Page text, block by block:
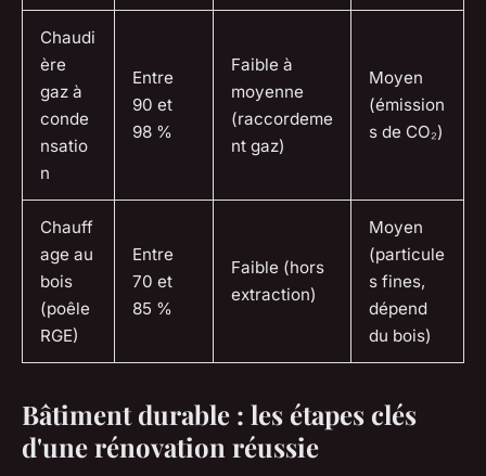
Chaudi
ère
gaz à
conde
nsatio
n
Entre
90 et
98 %
Faible à
moyenne
(raccordeme
nt gaz)
Moyen
(émission
s de CO₂)
Chauff
age au
bois
(poêle
RGE)
Entre
70 et
85 %
Faible (hors
extraction)
Moyen
(particule
s fines,
dépend
du bois)
Bâtiment durable : les étapes clés
d'une rénovation réussie